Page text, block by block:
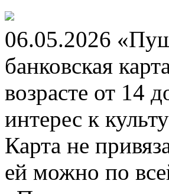
06.05.2026
банковская
возрасте от 14
интерес к
Карта не
ей можно по